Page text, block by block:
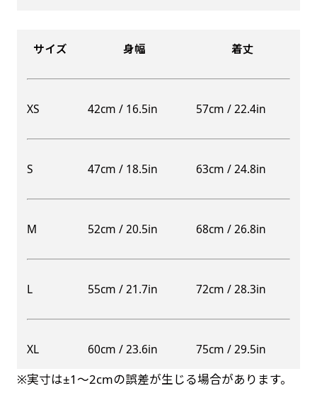
サイズ 身幅 着丈
XS 42cm / 16.5in 57cm / 22.4in
S 47cm / 18.5in 63cm / 24.8in
M 52cm / 20.5in 68cm / 26.8in
L 55cm / 21.7in 72cm / 28.3in
XL 60cm / 23.6in 75cm / 29.5in
※実寸は±1〜2cmの誤差が生じる場合があります。
種のデザインを楽しむことができます。前からも
A面B面のデザイン変化を楽しんでお客様にアピ
自由入力(60x180以内)
お好みのサイズで縦幕・横幕の作成が可能です。
あんな場所こんな場所お好みのサイズでお好みの
幕の製作をお楽しみください
長辺が180cm以内、短辺が60cm以内であれば自
幕の製作をお楽しみください
レギュラーのれん
けて疑似的にのれんのような幕をつくります。お
る場所でのぼり旗を使用する際に推奨されてい